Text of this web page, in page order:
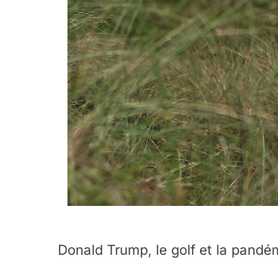
Donald Trump, le golf et la